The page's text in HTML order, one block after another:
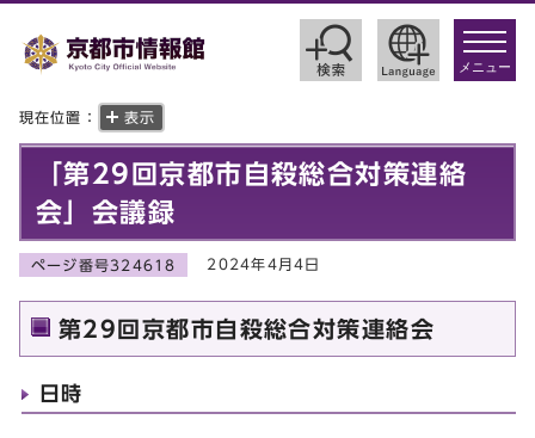
toggle
メニュー
現在位置： 表示
「第29回京都市自殺総合対策連絡
会」会議録
ページ番号324618 2024年4月4日
第29回京都市自殺総合対策連絡会
日時